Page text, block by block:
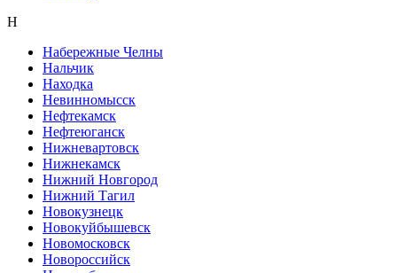
Н
Набережные Челны
Нальчик
Находка
Невинномысск
Нефтекамск
Нефтеюганск
Нижневартовск
Нижнекамск
Нижний Новгород
Нижний Тагил
Новокузнецк
Новокуйбышевск
Новомосковск
Новороссийск